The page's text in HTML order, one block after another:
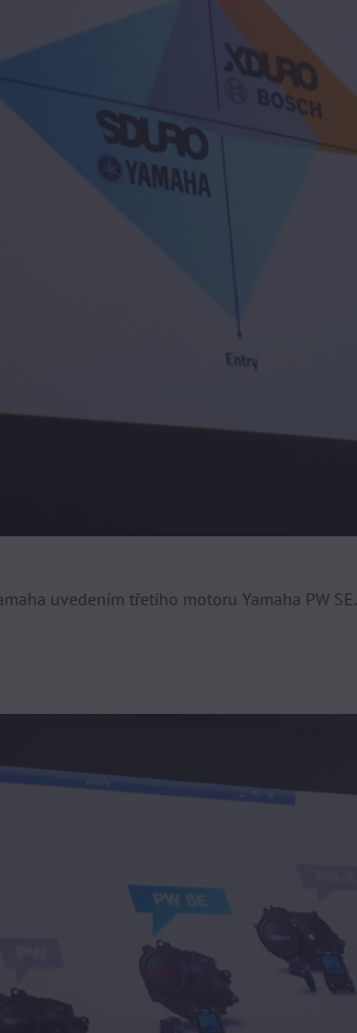
uvedením třetího motoru Yamaha PW SE.